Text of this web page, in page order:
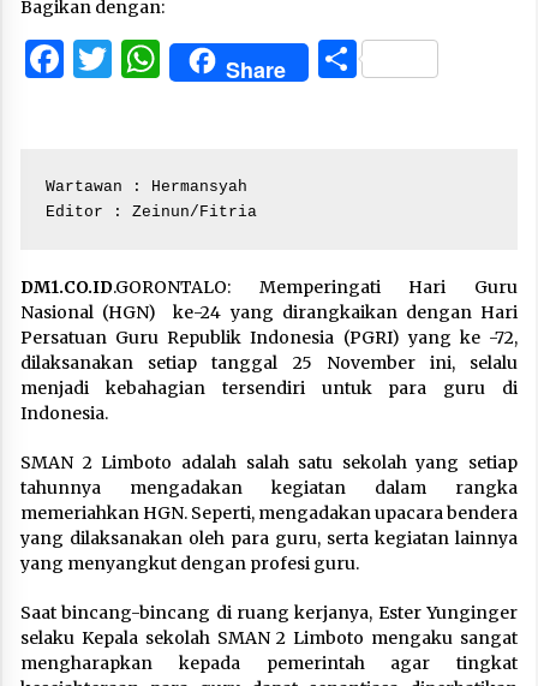
Bagikan dengan:
Facebook
Twitter
WhatsApp
Share Share
Wartawan : Hermansyah
Editor : Zeinun/Fitria
DM1.CO.ID.GORONTALO: Memperingati Hari Guru
Nasional (HGN) ke-24 yang dirangkaikan dengan Hari
Persatuan Guru Republik Indonesia (PGRI) yang ke -72,
dilaksanakan setiap tanggal 25 November ini, selalu
menjadi kebahagian tersendiri untuk para guru di
Indonesia.
SMAN 2 Limboto adalah salah satu sekolah yang setiap
tahunnya mengadakan kegiatan dalam rangka
memeriahkan HGN. Seperti, mengadakan upacara bendera
yang dilaksanakan oleh para guru, serta kegiatan lainnya
yang menyangkut dengan profesi guru.
Saat bincang-bincang di ruang kerjanya, Ester Yunginger
selaku Kepala sekolah SMAN 2 Limboto mengaku sangat
mengharapkan kepada pemerintah agar tingkat